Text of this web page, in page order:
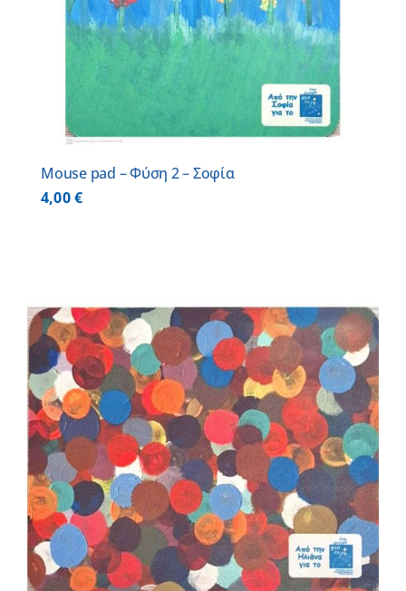
Mouse pad – Φύση 2 – Σοφία
4,00€